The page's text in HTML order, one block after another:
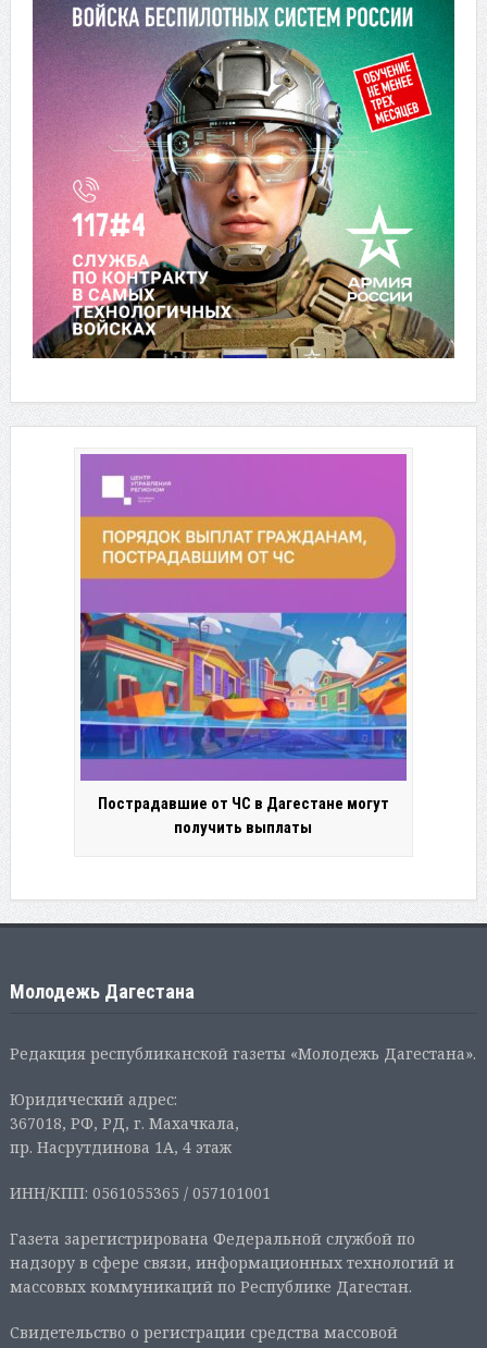
Пострадавшие от ЧС в Дагестане могут
получить выплаты
Молодежь Дагестана
Редакция республиканской газеты «Молодежь Дагестана».
Юридический адрес:
367018, РФ, РД, г. Махачкала,
пр. Насрутдинова 1А, 4 этаж
ИНН/КПП: 0561055365 / 057101001
Газета зарегистрирована Федеральной службой по
надзору в сфере связи, информационных технологий и
массовых коммуникаций по Республике Дагестан.
Свидетельство о регистрации средства массовой